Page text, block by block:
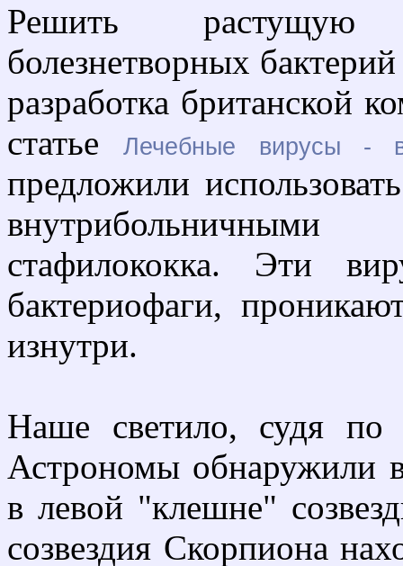
Решить растущую
болезнетворных
разработка британской
статьеЛечебные вирусы -
предложили
стафилококка. Эти
бактериофаги,
изнутри.
Наше светило, судя по
Астрономы обнаружили
в левой "клешне"
созвездия Скорпиона